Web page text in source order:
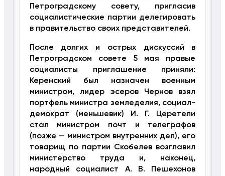
Петроградскому совету, пригласив
социалистические партии делегировать
в правительство своих представителей.
После долгих и острых дискуссий в
Петроградском совете 5 мая правые
социалисты приглашение приняли:
Керенский был назначен военным
министром, лидер эсеров Чернов взял
портфель министра земледелия, социал-
демократ (меньшевик) И. Г. Церетели
стал министром почт и телеграфов
(позже — министром внутренних дел), его
товарищ по партии Скобелев возглавил
министерство труда и, наконец,
народный социалист А. В. Пешехонов